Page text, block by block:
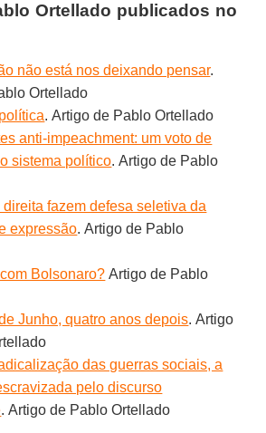
Ortellado publicados no
não está nos deixando pensar.
Ortellado
. Artigo de Pablo Ortellado
anti-impeachment: um voto de
sistema político. Artigo de Pablo
direita fazem defesa seletiva da
expressão. Artigo de Pablo
Bolsonaro? Artigo de Pablo
Junho, quatro anos depois. Artigo
das guerras sociais, a
pelo discurso
. Artigo de Pablo Ortellado